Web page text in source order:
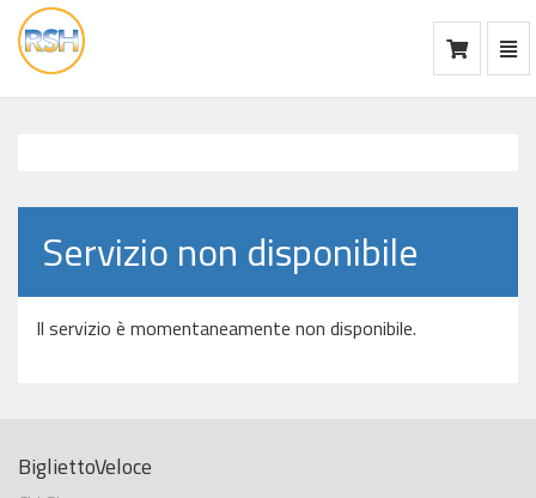
vai
alla
Servizio non disponibile
Il servizio è momentaneamente non disponibile.
BigliettoVeloce